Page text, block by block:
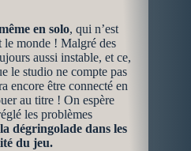
en solo, qui n’est
le monde ! Malgré des
aussi instable, et ce,
le studio ne compte pas
encore être connecté en
au titre ! On espère
les problèmes
la dégringolade dans les
du jeu.